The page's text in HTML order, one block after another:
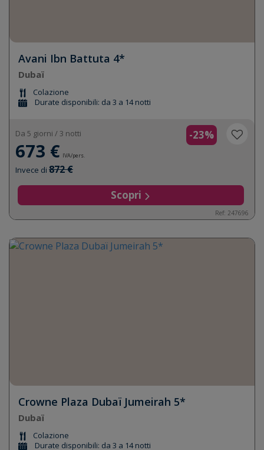
Avani Ibn Battuta 4*
Dubaï
Colazione
Durate disponibili: da 3 a 14 notti
-23%
Da 5 giorni / 3 notti
673 € IVA/pers.
Invece di 872 €
Scopri
Ref: 247696
Crowne Plaza Dubaï Jumeirah 5*
Dubaï
Colazione
Durate disponibili: da 3 a 14 notti